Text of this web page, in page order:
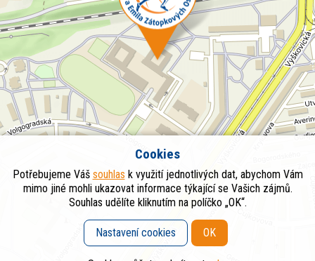
Cookies
Potřebujeme Váš souhlas k využití jednotlivých dat, abychom Vám
mimo jiné mohli ukazovat informace týkající se Vašich zájmů.
Souhlas udělíte kliknutím na políčko „OK“.
Nastavení cookies OK